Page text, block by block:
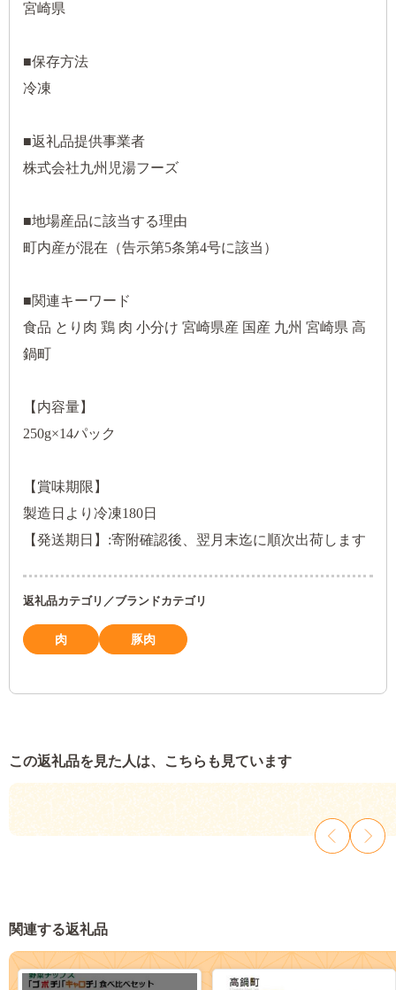
宮崎県
■保存方法
冷凍
■返礼品提供事業者
株式会社九州児湯フーズ
■地場産品に該当する理由
町内産が混在（告示第5条第4号に該当）
■関連キーワード
食品 とり肉 鶏 肉 小分け 宮崎県産 国産 九州 宮崎県 高
鍋町
【内容量】
250g×14パック
【賞味期限】
製造日より冷凍180日
【発送期日】:寄附確認後、翌月末迄に順次出荷します
返礼品カテゴリ／ブランドカテゴリ
肉 豚肉
この返礼品を見た人は、こちらも見ています
関連する返礼品